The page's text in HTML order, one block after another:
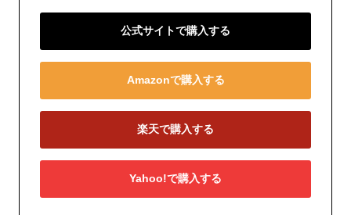
公式サイトで購入する
Amazonで購入する
楽天で購入する
Yahoo!で購入する